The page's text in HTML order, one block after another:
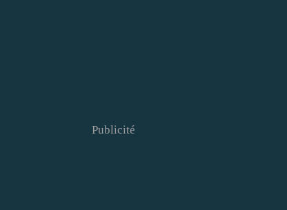
Publicité